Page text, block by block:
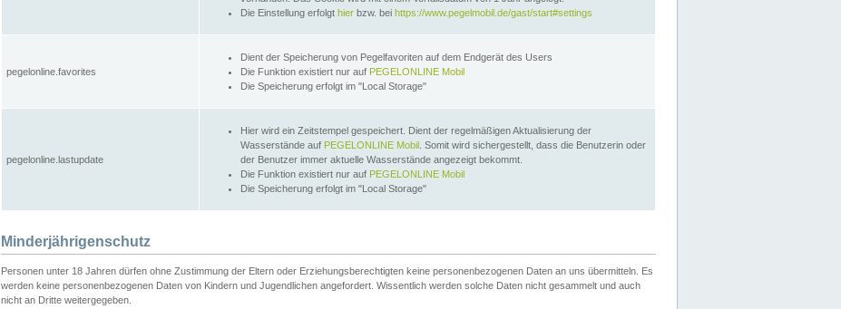
Die Einstellung erfolgt hier bzw. bei https://www.pegelmobil.de/gast/start#settings
pegelonline.favorites
Dient der Speicherung von Pegelfavoriten auf dem Endgerät des Users
Die Funktion existiert nur auf PEGELONLINE Mobil
Die Speicherung erfolgt im "Local Storage"
pegelonline.lastupdate
Hier wird ein Zeitstempel gespeichert. Dient der regelmäßigen Aktualisierung der
Wasserstände auf PEGELONLINE Mobil . Somit wird sichergestellt, dass die Benutzerin oder
der Benutzer immer aktuelle Wasserstände angezeigt bekommt.
Die Funktion existiert nur auf PEGELONLINE Mobil
Die Speicherung erfolgt im "Local Storage"
Minderjährigenschutz
Personen unter 18 Jahren dürfen ohne Zustimmung der Eltern oder Erziehungsberechtigten keine personenbezogenen Daten an uns übermitteln. Es
werden keine personenbezogenen Daten von Kindern und Jugendlichen angefordert. Wissentlich werden solche Daten nicht gesammelt und auch
nicht an Dritte weitergegeben.